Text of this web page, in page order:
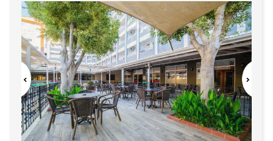
ХОТЕЛИ В ГЪРЦИЯ
НОВА ГОДИНА 2027
ХОТЕЛИ В АЛБАНИЯ
АВТОБУСИ ПОД НАЕМ
ЗА НАС
КОНТАКТИ